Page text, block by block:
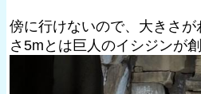
傍に行けないので、大きさ
さ5mとは巨人のイシジンが